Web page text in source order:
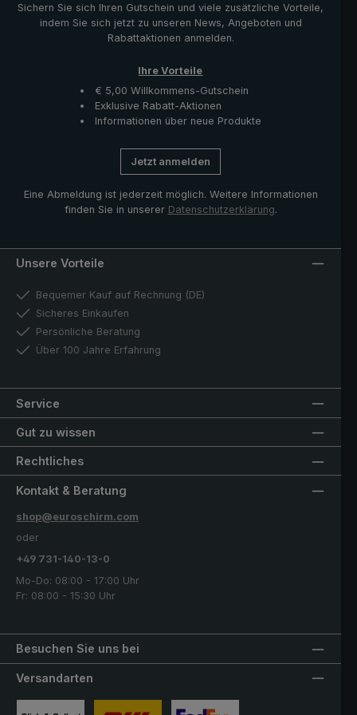
Sichern Sie sich Ihren Gutschein und viele zusätzliche Vorteile,
indem Sie sich jetzt zu unseren News, Angeboten und
Rabattaktionen anmelden.
Ihre Vorteile
€ 5,00 Willkommens-Gutschein
Exklusive Rabatt-Aktionen
Informationen über neue Produkte
Jetzt anmelden
Eine Abmeldung ist jederzeit möglich. Weitere Informationen
finden Sie in unserer Datenschutzerklärung.
Unsere Vorteile
Bequemer Kauf auf Rechnung (DE)
Sicheres Einkaufen
Persönliche Beratung
Über 100 Jahre Erfahrung
Service
Gut zu wissen
Rechtliches
Besuchen Sie uns bei
Kontakt & Beratung
shop@euroschirm.com
oder
+49 731-140-13-0
Mo-Do: 08:00 - 17:00 Uhr
Fr: 08:00 - 15:30 Uhr
Versandarten